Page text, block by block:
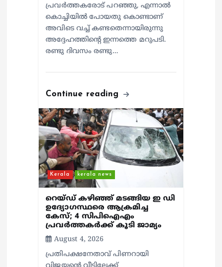
പ്രവർത്തകരോട് പറഞ്ഞു, എന്നാൽ
കൊച്ചിയിൽ പോയതു കൊണ്ടാണ്
അവിടെ വച്ച് കണ്ടതെന്നായിരുന്നു
അദ്ദേഹത്തിന്റെ ഇന്നത്തെ മറുപടി.
രണ്ടു ദിവസം രണ്ടു…
Continue reading
Kerala kerala news
റെയ്ഡ് കഴിഞ്ഞ് മടങ്ങിയ ഇ ഡി
ഉദ്യോഗസ്ഥരെ ആക്രമിച്ച
കേസ്; 4 സിപിഐഎം
പ്രവർത്തകർക്ക് കൂടി ജാമ്യം
August 4, 2026
പ്രതിപക്ഷനേതാവ് പിണറായി